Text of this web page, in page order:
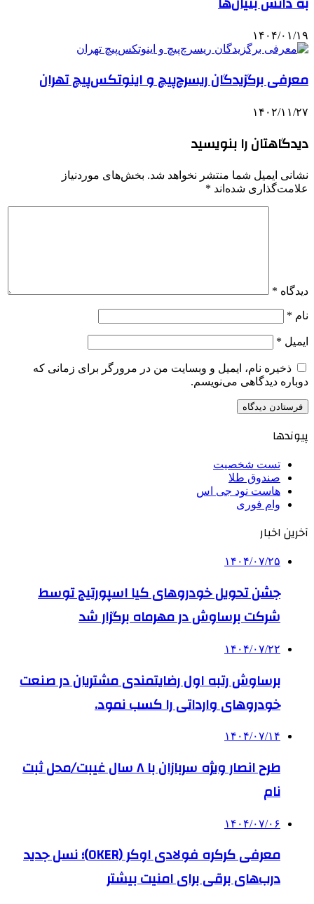
۱۴۰۴/۰۱/۱۹
معرفی برگزیدگان ریسرچ‌پیچ و اینوتکس‌پیچ تهران
۱۴۰۲/۱۱/۲۷
دیدگاهتان را بنویسید
نشانی ایمیل شما منتشر نخواهد شد. بخش‌های موردنیاز
علامت‌گذاری شده‌اند *
دیدگاه *
نام *
ایمیل *
ذخیره نام، ایمیل و وبسایت من در مرورگر برای زمانی که
دوباره دیدگاهی می‌نویسم.
پیوندها
تست شخصیت
صندوق طلا
هاست نود جی اس
وام فوری
آخرین اخبار
۱۴۰۴/۰۷/۲۵
جشن تحویل خودروهای کیا اسپورتیج توسط
شرکت برساوش در مهرماه برگزار شد
۱۴۰۴/۰۷/۲۲
برساوش رتبه اول رضایتمندی مشتریان در صنعت
خودروهای وارداتی را کسب نمود.
۱۴۰۴/۰۷/۱۴
طرح انصار ویژه سربازان با ۸ سال غیبت/محل ثبت
نام
۱۴۰۴/۰۷/۰۶
معرفی کرکره فولادی اوکر (OKER)؛ نسل جدید
درب‌های برقی برای امنیت بیشتر